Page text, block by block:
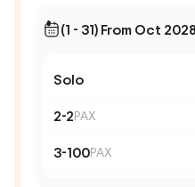
(1 - 31) From Oct
Solo
2-2PAX
3-100PAX